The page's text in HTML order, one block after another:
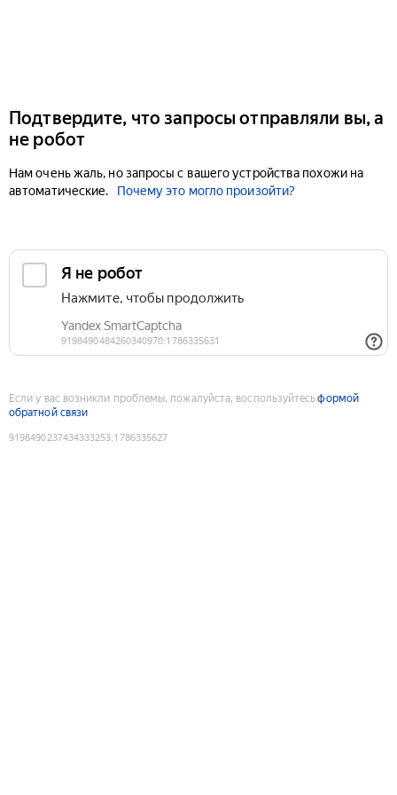
Подтвердите, что запросы отправляли вы, а
не робот
Нам очень жаль, но запросы с вашего устройства похожи на
автоматические.
Почему это могло произойти?
Если у вас возникли проблемы, пожалуйста, воспользуйтесьформой
обратной связи
9198490237434333253:1786335627